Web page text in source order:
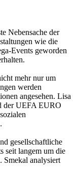
Nebensache der
wie die
Events geworden
mehr nur um
werden
angesehen. Lisa
der UEFA EURO
gesellschaftliche
seit langem um die
Smekal analysiert